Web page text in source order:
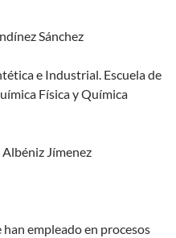
Sánchez
e Industrial. Escuela de
Física y Química
Jímenez
empleado en procesos